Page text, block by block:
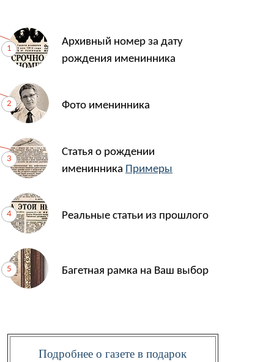
Архивный номер за дату
рождения именинника
Фото именинника
Статья о рождении
именинника Примеры
Реальные статьи из прошлого
Багетная рамка на Ваш выбор
Подробнее о газете в подарок